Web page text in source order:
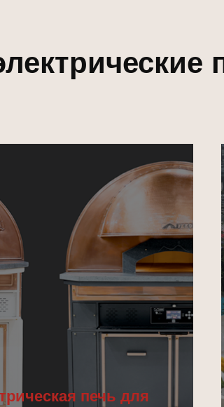
печь для